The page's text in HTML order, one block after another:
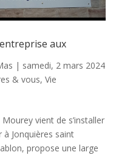
aux
| samedi, 2 mars 2024
& vous, Vie
vient de s’installer
à Jonquières saint
propose une large